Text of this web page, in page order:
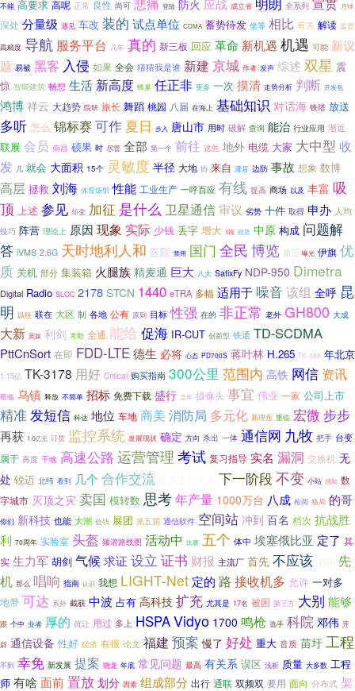
不能 高要求 高呢 正常 良性 尚可 登陆 防火 应战 成立省 全系列 月球
深处 分量级 遇见 车改 装的 试点单位 CDMA 蓄势待发 坐等 相比 有关 解读 监管
高精度 导航 服务平台 几年 真的 新三板 回应 革命 新机遇 机遇 可能 新议
题 易被 黑客 入侵 如果 全会 猜猜我是谁 新建 京城 作者 发声 综述 双星 震
惊 智能建筑 畅想 生活 新高度 蜂巢 任正非 更多 一次 摸清 走势分析 判断 开发包
鸿博 祥云 大趋势 院研 旅长 舞蹈 桃园 八届 在海上 基础知识 对话海 铁塔 放送
多听 怎么 锦标赛 可作 夏日 步入 唐山市 用时 破解 查询 能治 行业应用 渐近
联展 会员 南昌 硕果 时 尽管 全部 第一个 前往 这先 地外 电缆 大家 大中型 收
发 几 就会 大面积 15个 灵敏度 半径 大地 协 来自 灌音 边防 事故 想象 数博
高层 拯救 刘海 体育场馆 性能 工业生产 一呼百应 有线 提高 商场 以及 丰富 吸
顶 上述 参见 却变 加征 是什么 卫星通信审议 劣势 十件 取得 申办 人均
技巧 阵营 理论上 原因 现象 实际 少钱 丢字 增大 1段 租赁 中原 构成 问题解
答 iVMS 2.6G 天时地利人和 医院 禁用 国门 全民 博览 第三 曝光 伊旗 优
质 关机 部分 集装箱 火腿族 精麦通 巨大 八大 SatixFy NDP-950 Dimetra
Digital Radio SLOC 2178 STCN 1440 eTRA 多幅 适用于 噪音该组 全呼 昆
明 以往 联在 大区 制 各地 公有 原则 目标 性强 在的 非正常 老外 GH800 大成
大新 英媒 利剑 考勤 全通 能给 促海 IR-CUT 创新型 铁通 TD-SCDMA
PttCnSort 在即 FDD-LTE德生 必将 心态 PD700S 蒋叶林 H.265 TK-388 年北京
1.15亿 TK-3178 用好 Critical 购买指南 300公里 范围内 高铁 网信 资讯
莅临 乌镇 释放 不简单 招标 免费下载 盛行 之年 摄像头 事宜 伟业 一家 公司上市
精准发短信 科达 地位 车地 商美 消防局 多元化 新理念 重临 宏微 步步
再获 1.6亿元 订货 监控系统 发展现状 确定 方向 杀出 一体 通信网 九牧 把手 台变
属于 再度 干啥 高速公路 运营管理 考试 复习指导 实名 漏洞 交换机 无
处 锐迈 北纬 看到 几个 合作交流 下一阶段不变 小站 感知 数
字城市 灭顶之灾 卖国 模转数 思考年产量 1000万台 八成 检阅 格局 的哥
你们 新科技 也能 大潮 值钱 展团 第五届 通信软件 空间站 冲到 百名 档次 抗战胜
利 70周年 实验室 头盔 频谱路线图 活动中 比赛 五个 体中 埃塞俄比亚 定了 其
实 生力军 胡剑 气候求证 设立 证书 财报 主流厂 首先 不应该 测评 先
机 那么 唱响 指南 认识 我想 LIGHT-Net 定的 路 接收机多 允许 一对多
地带 可达 系外 截获 中波 占有 高科技 扩充 尤其是 17名 被困 第三方 大别 能够
跟 个中 业者 厚的 就让 用过 多上 HSPAVidyo 1700 鸣枪 选手 科院 邓伟 开
辟 通信设备 性好 经济 有很 论文 福建 预案 慢了 好处 重大 音质 苗圩 工程
不到 幸免 新发展 提案 骁龙 年底 常见问题 最高 有关系 误区 浅析 质量 大多数 工程
师 有啥 面前置放 划分 因素 组成部分 出行 通联 双频双 要用 面向 分布式 架